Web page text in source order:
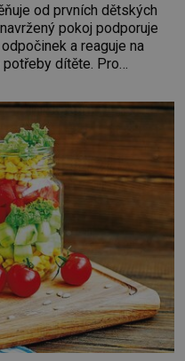
od prvních dětských
pokoj podporuje
a reaguje na
dítěte. Pro
klidně a útulně.